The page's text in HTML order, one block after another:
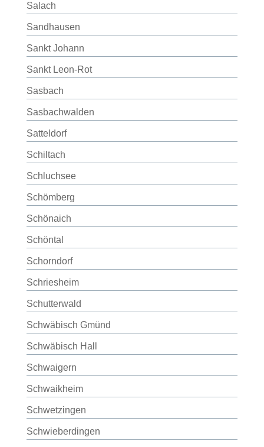
Salach
Sandhausen
Sankt Johann
Sankt Leon-Rot
Sasbach
Sasbachwalden
Satteldorf
Schiltach
Schluchsee
Schömberg
Schönaich
Schöntal
Schorndorf
Schriesheim
Schutterwald
Schwäbisch Gmünd
Schwäbisch Hall
Schwaigern
Schwaikheim
Schwetzingen
Schwieberdingen